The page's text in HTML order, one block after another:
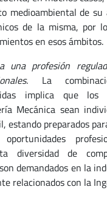
medioambiental de
de la misma, por
en esos ámbitos.
una profesión
La
implica que los
Mecánica sean
estando preparados
diversidad de
demandados en la
relacionados con la